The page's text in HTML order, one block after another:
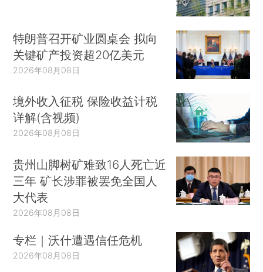
特朗普召开矿业圆桌会 拟向
关键矿产投资超20亿美元
2026年08月08日
境外收入征税 保险收益计税
详解(含视频)
2026年08月08日
贵州山脚树矿难致16人死亡近
三年 矿长涉罪被罢免全国人
大代表
2026年08月08日
专栏｜沃什遭遇信任危机
2026年08月08日